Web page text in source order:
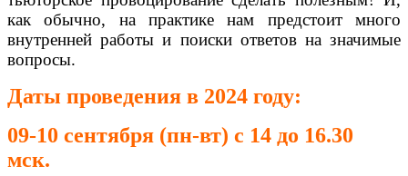
как обычно, на практике нам предстоит много
внутренней работы и поиски ответов на значимые
вопросы.
Даты проведения в 2024 году:
09-10 сентября (пн-вт) с 14 до 16.30
мск.